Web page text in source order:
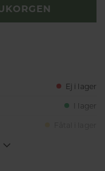
Ej i lager
I lager